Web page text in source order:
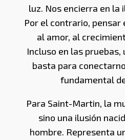
luz. Nos encierra en la
Por el contrario, pensar
al amor, al
Incluso en las pruebas,
basta para
fundamental
Para Saint-Martin, la
sino una ilusión
hombre. Representa